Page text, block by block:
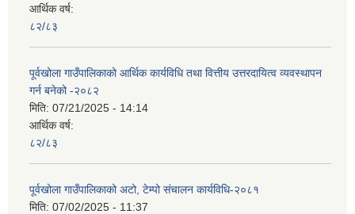
आर्थिक वर्ष:
८२/८३
पूर्वखोला गाउँपालिकाको आर्थिक कार्यविधि तथा वित्तीय उत्तरदायित्व व्यवस्थापन
गर्न बनेको -२०८२
मिति: 07/21/2025 - 14:14
आर्थिक वर्ष:
८२/८३
पूर्वखोला गाउँपालिकाको अटो, टेम्पो संचालन कार्यविधि-२०८१
मिति: 07/02/2025 - 11:37